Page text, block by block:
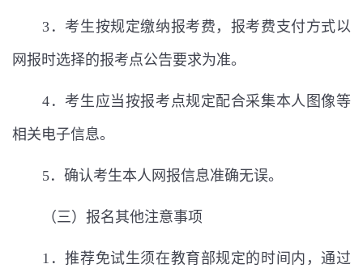
3 ．考生按规定缴纳报考费，报考费支付方式以
网报时选择的报考点公告要求为准。
4 ．考生应当按报考点规定配合采集本人图像等
相关电子信息。
5．确认考生本人网报信息准确无误。
（三）报名其他注意事项
1 ．推荐免试生须在教育部规定的时间内，通过